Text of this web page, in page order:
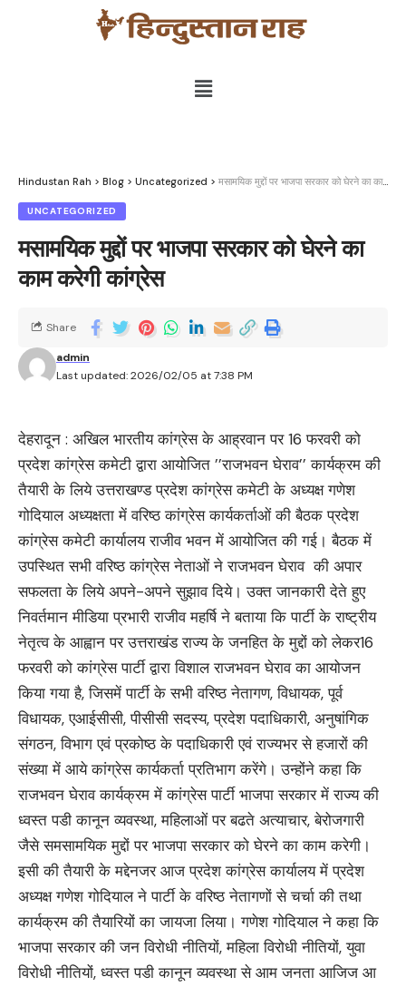
Hindustan Rah > Blog > Uncategorized > मसामयिक मुद्दों पर भाजपा सरकार को घेरने का काम करेगी कांग्रेस
UNCATEGORIZED
मसामयिक मुद्दों पर भाजपा सरकार को घेरने का
काम करेगी कांग्रेस
Last updated: 2026/02/05 at 7:38 PM
admin
Share
देहरादून : अखिल भारतीय कांग्रेस के आह्रवान पर 16 फरवरी को
प्रदेश कांग्रेस कमेटी द्वारा आयोजित ’’राजभवन घेराव’’ कार्यक्रम की
तैयारी के लिये उत्तराखण्ड प्रदेश कांग्रेस कमेटी के अध्यक्ष गणेश
गोदियाल अध्यक्षता में वरिष्ठ कांग्रेस कार्यकर्ताओं की बैठक प्रदेश
कांग्रेस कमेटी कार्यालय राजीव भवन में आयोजित की गई। बैठक में
उपस्थित सभी वरिष्ठ कांग्रेस नेताओं ने राजभवन घेराव की अपार
सफलता के लिये अपने-अपने सुझाव दिये। उक्त जानकारी देते हुए
निवर्तमान मीडिया प्रभारी राजीव महर्षि ने बताया कि पार्टी के राष्ट्रीय
नेतृत्व के आह्वान पर उत्तराखंड राज्य के जनहित के मुद्दों को लेकर16
फरवरी को कांग्रेस पार्टी द्वारा विशाल राजभवन घेराव का आयोजन
किया गया है, जिसमें पार्टी के सभी वरिष्ठ नेतागण, विधायक, पूर्व
विधायक, एआईसीसी, पीसीसी सदस्य, प्रदेश पदाधिकारी, अनुषांगिक
संगठन, विभाग एवं प्रकोष्ठ के पदाधिकारी एवं राज्यभर से हजारों की
संख्या में आये कांग्रेस कार्यकर्ता प्रतिभाग करेंगे। उन्होंने कहा कि
राजभवन घेराव कार्यक्रम में कांग्रेस पार्टी भाजपा सरकार में राज्य की
ध्वस्त पडी कानून व्यवस्था, महिलाओं पर बढते अत्याचार, बेरोजगारी
जैसे समसामयिक मुद्दों पर भाजपा सरकार को घेरने का काम करेगी।
इसी की तैयारी के मद्देनजर आज प्रदेश कांग्रेस कार्यालय में प्रदेश
अध्यक्ष गणेश गोदियाल ने पार्टी के वरिष्ठ नेतागणों से चर्चा की तथा
कार्यक्रम की तैयारियों का जायजा लिया। गणेश गोदियाल ने कहा कि
भाजपा सरकार की जन विरोधी नीतियों, महिला विरोधी नीतियों, युवा
विरोधी नीतियों, ध्वस्त पडी कानून व्यवस्था से आम जनता आजिज आ